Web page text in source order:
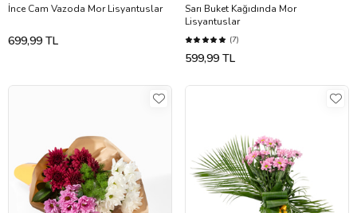
İnce Cam Vazoda Mor Lisyantuslar
699,99 TL
Sarı Buket Kağıdında Mor
Lisyantuslar
(7)
599,99 TL